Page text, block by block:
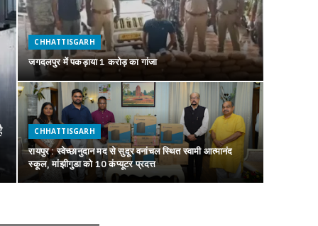
CHHATTISGARH
जगदलपुर में पकड़ाया 1 करोड़ का गांजा
CHHATTISGARH
रायपुर : स्वेच्छानुदान मद से सुदूर वनांचल स्थित स्वामी आत्मानंद
स्कूल, मांझीगुडा को 10 कंप्यूटर प्रदत्त